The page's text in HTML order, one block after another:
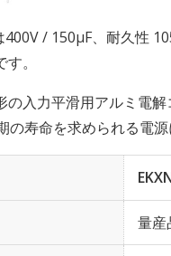
400V / 150µF、耐久性
。
の入力平滑用アルミ電
の寿命を求められる電源
量産